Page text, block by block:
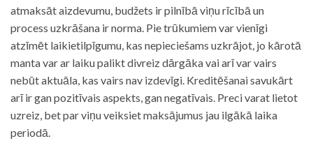
atmaksāt aizdevumu, budžets ir pilnībā viņu rīcībā un
process uzkrāšana ir norma. Pie trūkumiem var vienīgi
atzīmēt laikietilpīgumu, kas nepieciešams uzkrājot, jo kārotā
manta var ar laiku palikt divreiz dārgāka vai arī var vairs
nebūt aktuāla, kas vairs nav izdevīgi. Kreditēšanai savukārt
arī ir gan pozitīvais aspekts, gan negatīvais. Preci varat lietot
uzreiz, bet par viņu veiksiet maksājumus jau ilgākā laika
periodā.